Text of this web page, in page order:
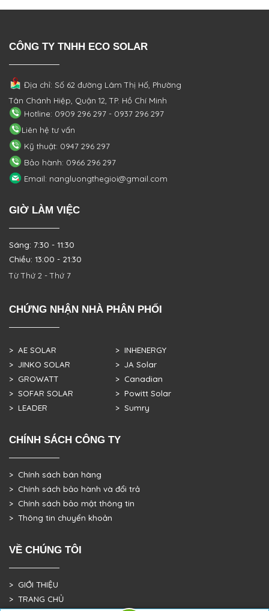
CÔNG TY TNHH ECO SOLAR
Địa chỉ: Số 62 đường Lâm Thị Hố, Phường
Tân Chánh Hiệp, Quận 12, TP. Hồ Chí Minh
Hotline: 0909 296 297 - 0937 296 297
Liên hệ tư vấn
Kỹ thuật: 0947 296 297
Bảo hành: 0966 296 297
Email: nangluongthegioi@gmail.com
GIỜ LÀM VIỆC
Sáng: 7:30 - 11:30
Chiều: 13:00 - 21:30
Từ Thứ 2 - Thứ 7
CHỨNG NHẬN NHÀ PHÂN PHỐI
> AE SOLAR
> JINKO SOLAR
> GROWATT
> SOFAR SOLAR
> LEADER
> INHENERGY
> JA Solar
> Canadian
> Powitt Solar
> Sumry
CHÍNH SÁCH CÔNG TY
> Chính sách bán hàng
> Chính sách bảo hành và đổi trả
> Chính sách bảo mật thông tin
> Thông tin chuyển khoản
VỀ CHÚNG TÔI
> GIỚI THIỆU
> TRANG CHỦ